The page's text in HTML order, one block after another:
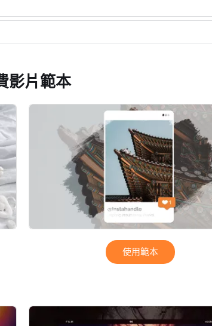
影片範本
使用範本